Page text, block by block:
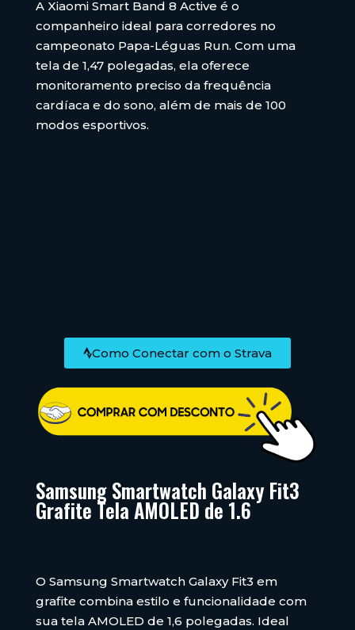
A Xiaomi Smart Band 8 Active é o
companheiro ideal para corredores no
campeonato Papa-Léguas Run. Com uma
tela de 1,47 polegadas, ela oferece
monitoramento preciso da frequência
cardíaca e do sono, além de mais de 100
modos esportivos.
Como Conectar com o Strava
Samsung Smartwatch Galaxy Fit3
Grafite Tela AMOLED de 1.6
O Samsung Smartwatch Galaxy Fit3 em
grafite combina estilo e funcionalidade com
sua tela AMOLED de 1,6 polegadas. Ideal